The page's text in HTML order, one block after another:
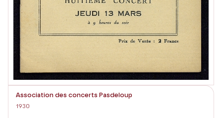
Association des concerts Pasdeloup
1930